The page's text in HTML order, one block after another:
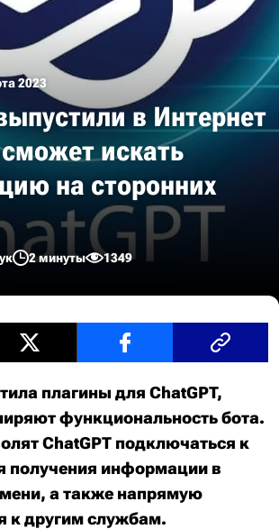
2023
в Интернет
искать
на сторонних
2 минуты 1349
плагины для ChatGPT,
функциональность бота.
ChatGPT подключаться к
получения информации в
а также напрямую
к другим службам.